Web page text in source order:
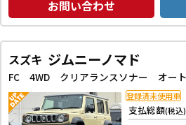
お問い合わせ
スズキ ジムニーノマド
支払総額(税込)
登録済未使用車